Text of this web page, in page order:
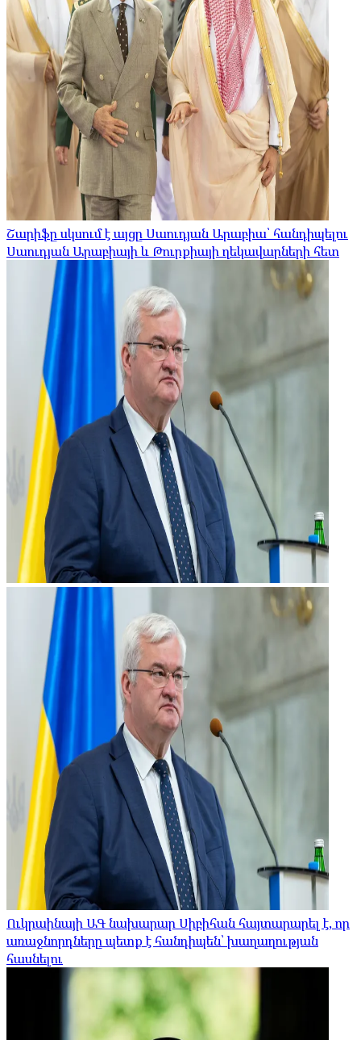
Շարիֆը սկսում է այցը Սաուդյան Արաբիա՝ հանդիպելու
Սաուդյան Արաբիայի և Թուրքիայի ղեկավարների հետ
Ուկրաինայի ԱԳ նախարար Սիբիհան հայտարարել է, որ
առաջնորդները պետք է հանդիպեն՝ խաղաղության
հասնելու